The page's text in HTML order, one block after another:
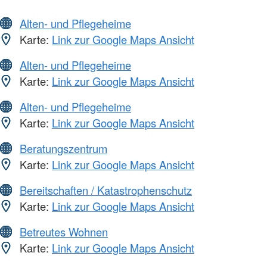
Alten- und Pflegeheime
Karte: Link zur Google Maps Ansicht
Alten- und Pflegeheime
Karte: Link zur Google Maps Ansicht
Alten- und Pflegeheime
Karte: Link zur Google Maps Ansicht
Beratungszentrum
Karte: Link zur Google Maps Ansicht
Bereitschaften / Katastrophenschutz
Karte: Link zur Google Maps Ansicht
Betreutes Wohnen
Karte: Link zur Google Maps Ansicht